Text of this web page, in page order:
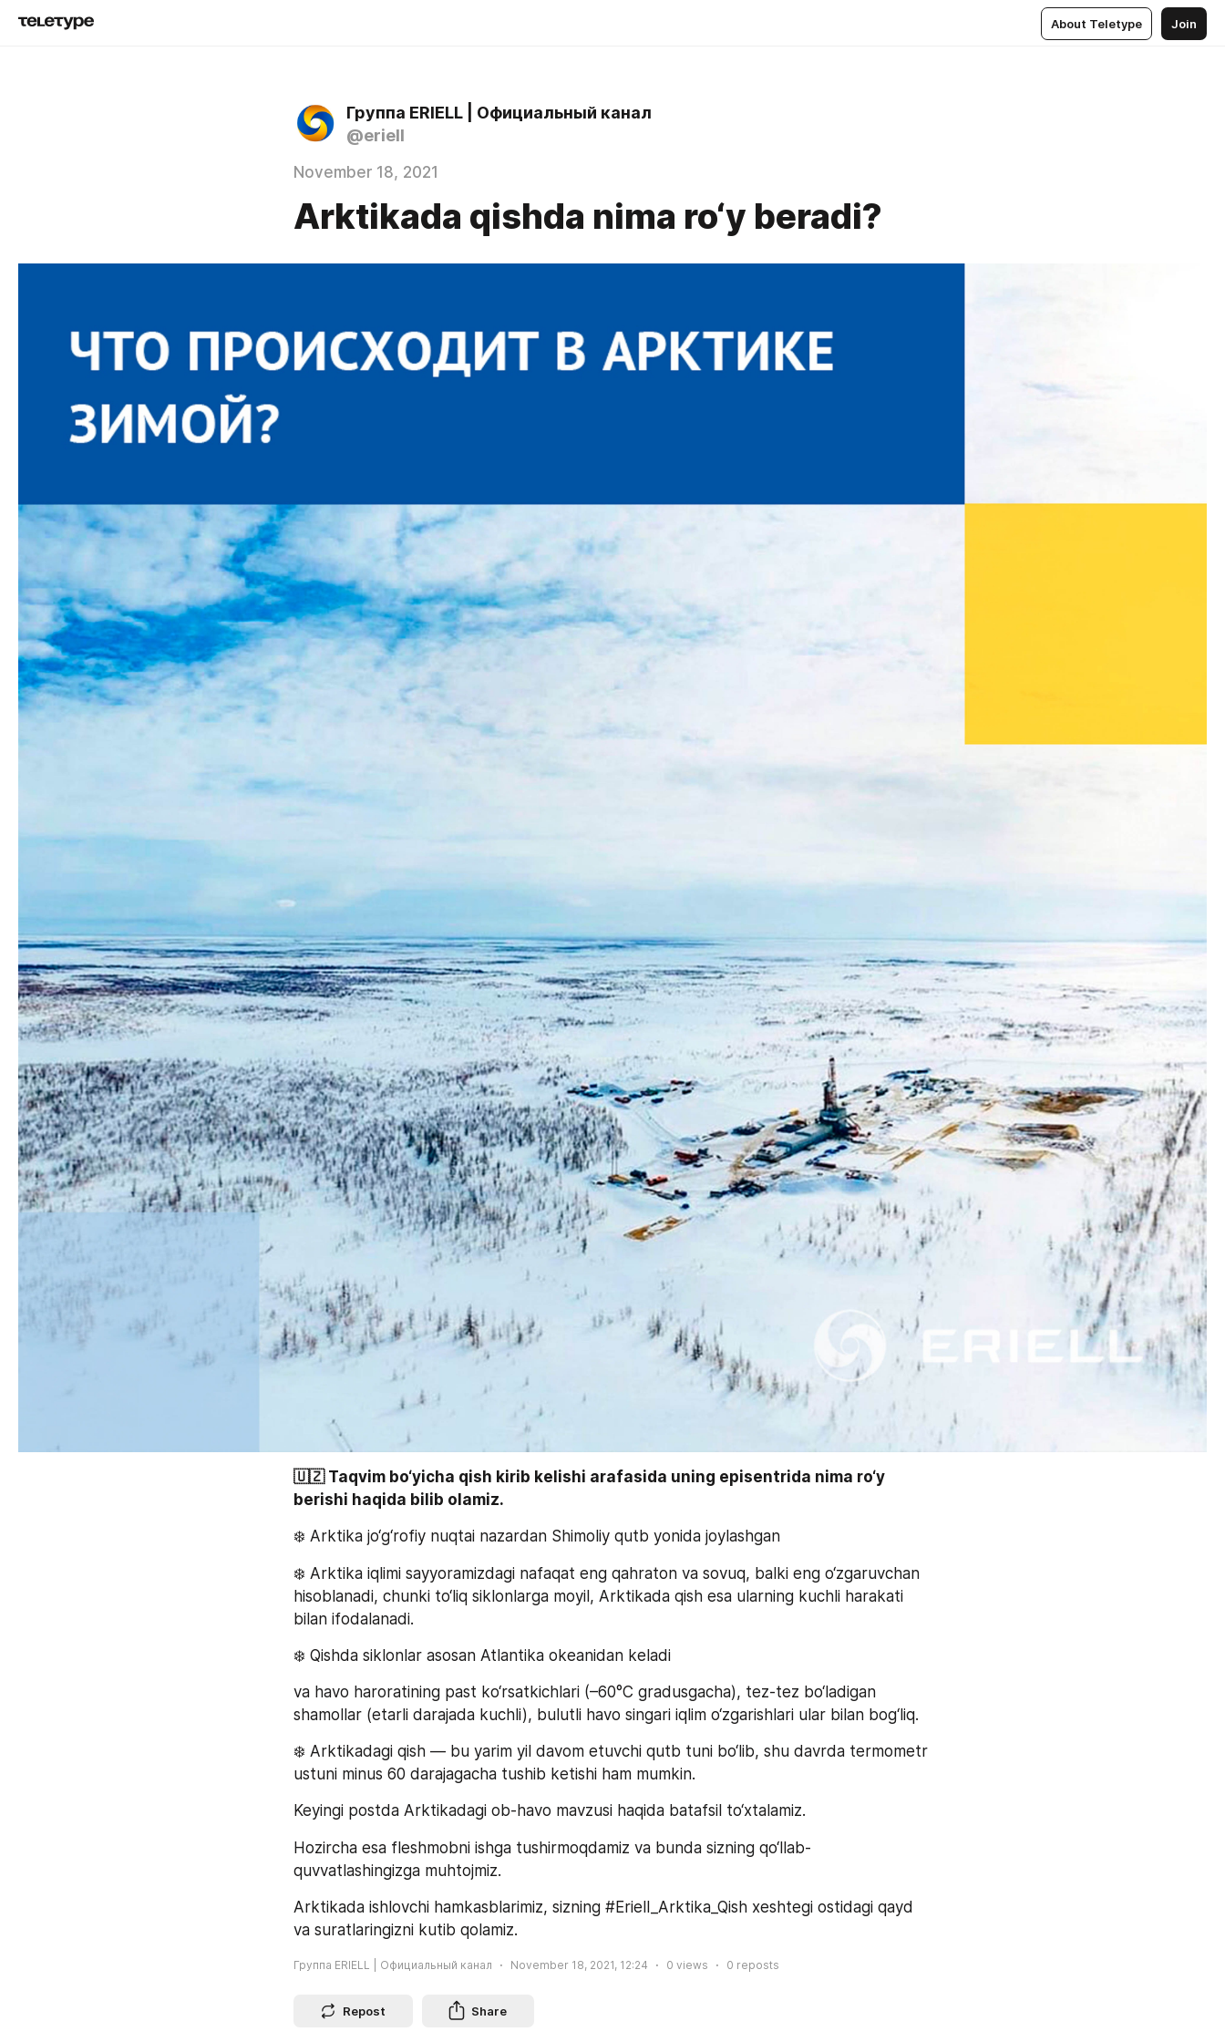
About Teletype Join
Группа ERIELL | Официальный канал
@eriell
November 18, 2021
Arktikada qishda nima ro‘y beradi?
🇺🇿 Taqvim bo‘yicha qish kirib kelishi arafasida uning episentrida nima ro‘y
berishi haqida bilib olamiz.
❄️ Arktika jo‘g‘rofiy nuqtai nazardan Shimoliy qutb yonida joylashgan
❄️ Arktika iqlimi sayyoramizdagi nafaqat eng qahraton va sovuq, balki eng o‘zgaruvchan
hisoblanadi, chunki to‘liq siklonlarga moyil, Arktikada qish esa ularning kuchli harakati
bilan ifodalanadi.
❄️ Qishda siklonlar asosan Atlantika okeanidan keladi
va havo haroratining past ko‘rsatkichlari (–60°C gradusgacha), tez-tez bo‘ladigan
shamollar (etarli darajada kuchli), bulutli havo singari iqlim o‘zgarishlari ular bilan bog‘liq.
❄️ Arktikadagi qish — bu yarim yil davom etuvchi qutb tuni bo‘lib, shu davrda termometr
ustuni minus 60 darajagacha tushib ketishi ham mumkin.
Keyingi postda Arktikadagi ob-havo mavzusi haqida batafsil to‘xtalamiz.
Hozircha esa fleshmobni ishga tushirmoqdamiz va bunda sizning qo‘llab-
quvvatlashingizga muhtojmiz.
Arktikada ishlovchi hamkasblarimiz, sizning #Eriell_Arktika_Qish xeshtegi ostidagi qayd
va suratlaringizni kutib qolamiz.
Группа ERIELL | Официальный канал November 18, 2021, 12:24 0 views 0 reposts
Repost Share